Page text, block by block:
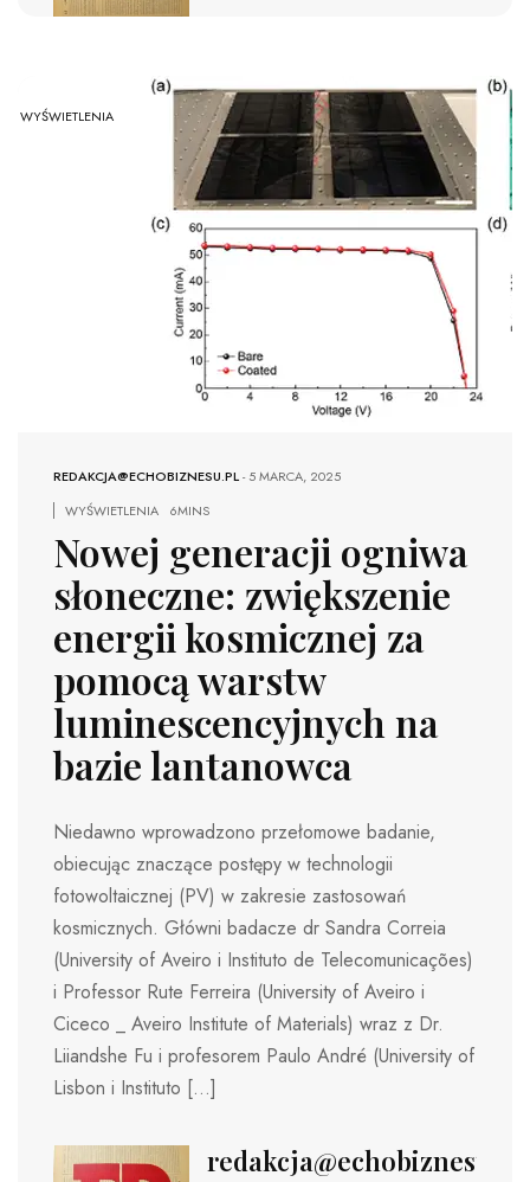
WYŚWIETLENIA
REDAKCJA@ECHOBIZNESU.PL-5 MARCA, 2025
WYŚWIETLENIA
6MINS
Nowej generacji ogniwa
słoneczne: zwiększenie
energii kosmicznej za
pomocą warstw
luminescencyjnych na
bazie lantanowca
Niedawno wprowadzono przełomowe badanie,
obiecując znaczące postępy w technologii
fotowoltaicznej (PV) w zakresie zastosowań
kosmicznych. Główni badacze dr Sandra Correia
(University of Aveiro i Instituto de Telecomunicações)
i Professor Rute Ferreira (University of Aveiro i
Ciceco _ Aveiro Institute of Materials) wraz z Dr.
Liiandshe Fu i profesorem Paulo André (University of
Lisbon i Instituto […]
redakcja@echobiznesu.pl